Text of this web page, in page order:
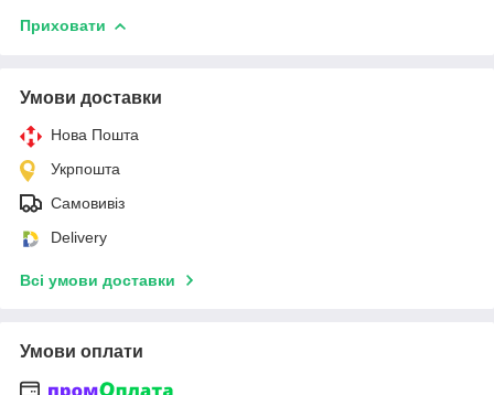
Приховати
Умови доставки
Нова Пошта
Укрпошта
Самовивіз
Delivery
Всі умови доставки
Умови оплати